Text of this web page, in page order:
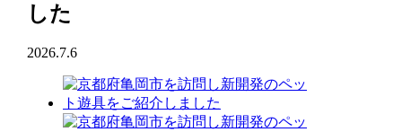
した
2026.7.6